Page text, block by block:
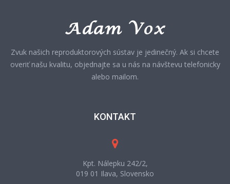
Zvuk našich reproduktorových sústav je jedinečný. Ak si chcete
overiť našu kvalitu, objednajte sa u nás na návštevu telefonicky
alebo mailom.
KONTAKT
Kpt. Nálepku 242/2,
019 01 Ilava, Slovensko